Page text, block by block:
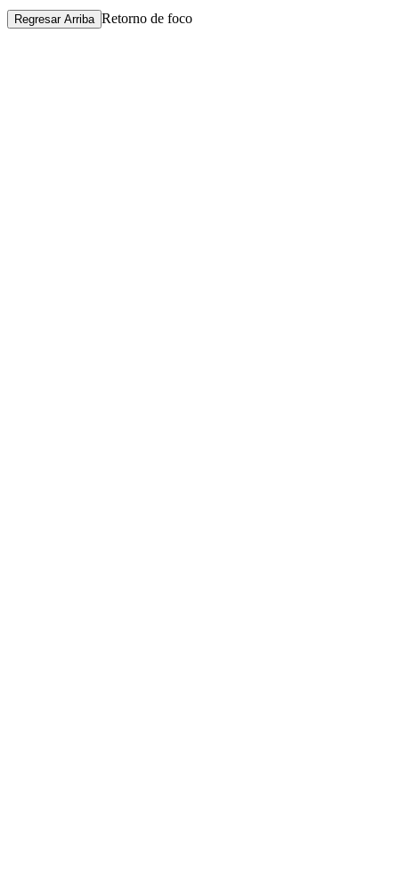
Regresar Arriba Retorno de foco